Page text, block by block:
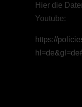
Hier die
Youtube:
https://